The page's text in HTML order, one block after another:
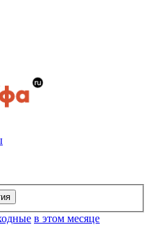
в этом месяце